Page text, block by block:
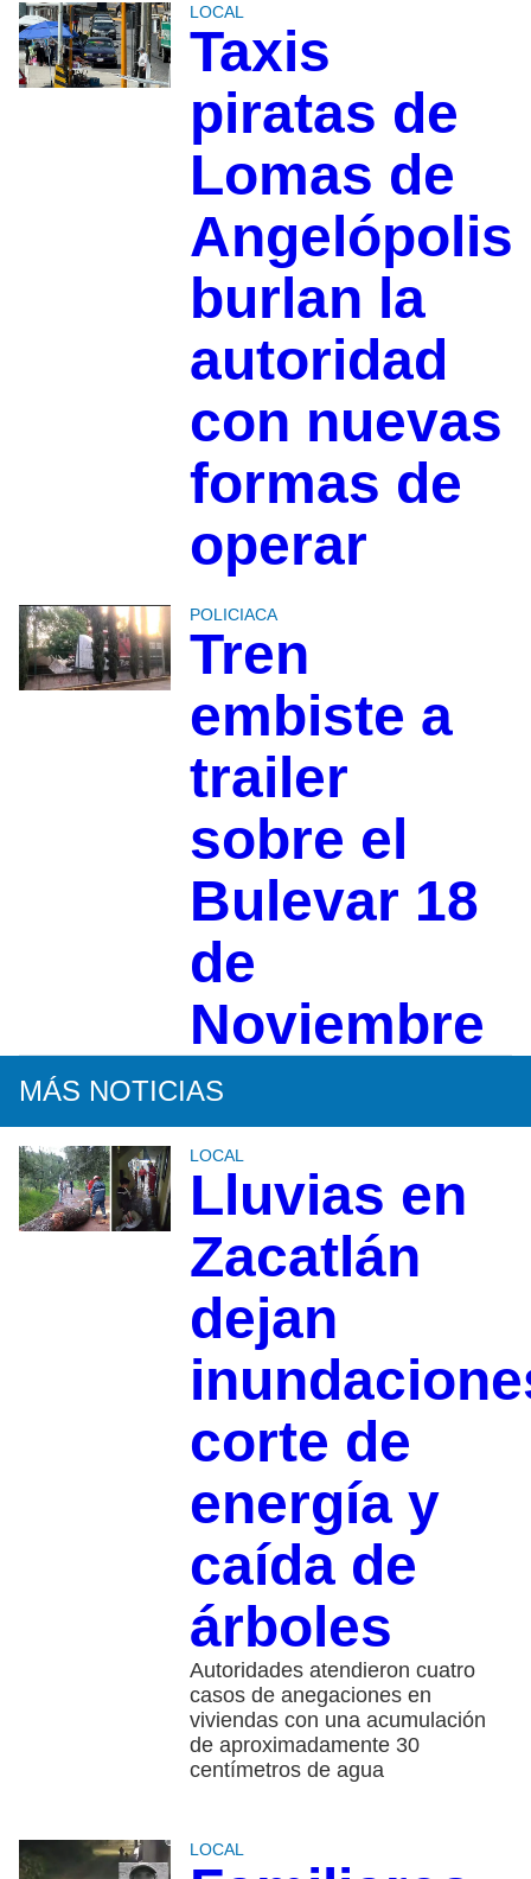
LOCAL
Taxis
piratas de
Lomas de
Angelópolis
burlan la
autoridad
con nuevas
formas de
operar
POLICIACA
Tren
embiste a
trailer
sobre el
Bulevar 18
de
Noviembre
MÁS NOTICIAS
LOCAL
Lluvias en
Zacatlán
dejan
corte de
energía y
caída de
árboles
Autoridades atendieron cuatro
casos de anegaciones en
viviendas con una acumulación
de aproximadamente 30
centímetros de agua
LOCAL